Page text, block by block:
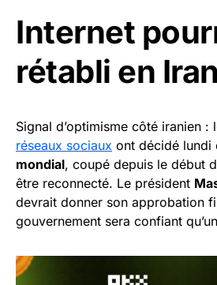
Internet
rétabli en Iran
Signal d’optimisme côté iranien :
réseaux sociaux ont décidé lundi
mondial, coupé depuis le début
être reconnecté. Le président
devrait donner son approbation
gouvernement sera confiant